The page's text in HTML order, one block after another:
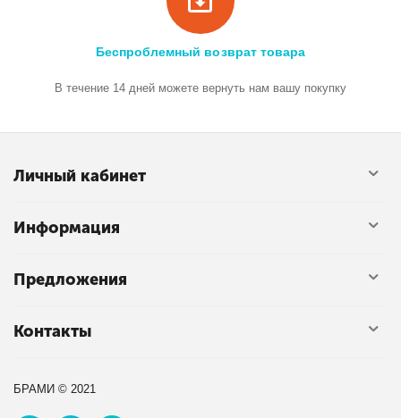
Беспроблемный возврат товара
В течение 14 дней можете вернуть нам вашу покупку
Личный кабинет
Информация
Предложения
Контакты
БРАМИ © 2021